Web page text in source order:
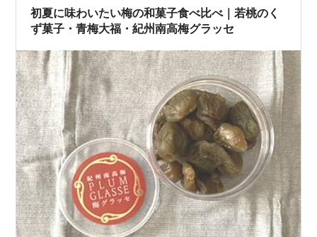
初夏に味わいたい梅の和菓子食べ比べ｜若桃のく
ず菓子・青梅大福・紀州南高梅グラッセ